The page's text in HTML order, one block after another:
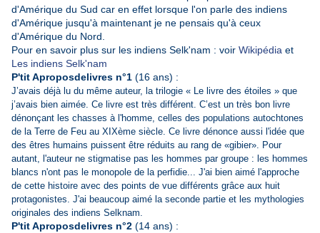
d'Amérique du Sud car en effet lorsque l'on parle des indiens
d'Amérique jusqu'à maintenant je ne pensais qu'à ceux
d'Amérique du Nord.
Pour en savoir plus sur les indiens Selk'nam : voir Wikipédia et
Les indiens Selk'nam
P'tit Aproposdelivres n°1 (16 ans) :
J’avais déjà lu du même auteur, la trilogie « Le livre des étoiles » que
j’avais bien aimée. Ce livre est très différent. C’est un très bon livre
dénonçant les chasses à l'homme, celles des populations autochtones
de la Terre de Feu au XIXème siècle. Ce livre dénonce aussi l'idée que
des êtres humains puissent être réduits au rang de «gibier». Pour
autant, l'auteur ne stigmatise pas les hommes par groupe : les hommes
blancs n'ont pas le monopole de la perfidie... J'ai bien aimé l'approche
de cette histoire avec des points de vue différents grâce aux huit
protagonistes. J'ai beaucoup aimé la seconde partie et les mythologies
originales des indiens Selknam.
P'tit Aproposdelivres n°2 (14 ans) :